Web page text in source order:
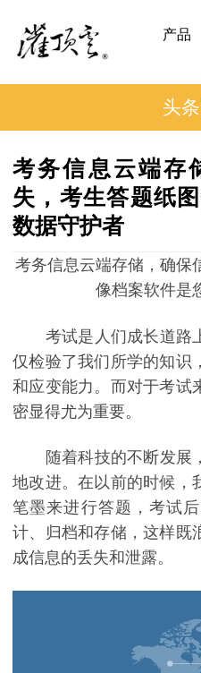
产品
头
考务信息云端存
失，考生答题纸
数据守护者
考务信息云端存储，确保
像档案软件是
考试是人们成长道路
仅检验了我们所学的知识
和应变能力。而对于考试
密显得尤为重要。
随着科技的不断发展
地改进。在以前的时候，
笔墨来进行答题，考试
计、归档和存储，这样既
成信息的丢失和泄露。